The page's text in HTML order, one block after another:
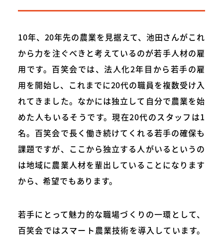
10年、20年先の農業を見据えて、池田さんがこれ
から力を注ぐべきと考えているのが若手人材の雇
用です。百笑会では、法人化2年目から若手の雇
用を開始し、これまでに20代の職員を複数受け入
れてきました。なかには独立して自分で農業を始
めた人もいるそうです。現在20代のスタッフは1
名。百笑会で長く働き続けてくれる若手の確保も
課題ですが、ここから独立する人がいるというの
は地域に農業人材を輩出していることになります
から、希望でもあります。
若手にとって魅力的な職場づくりの一環として、
百笑会ではスマート農業技術を導入しています。